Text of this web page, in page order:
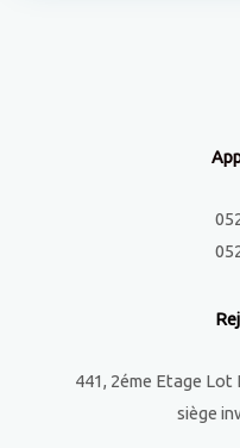
441, 2éme Etage Lot
siège